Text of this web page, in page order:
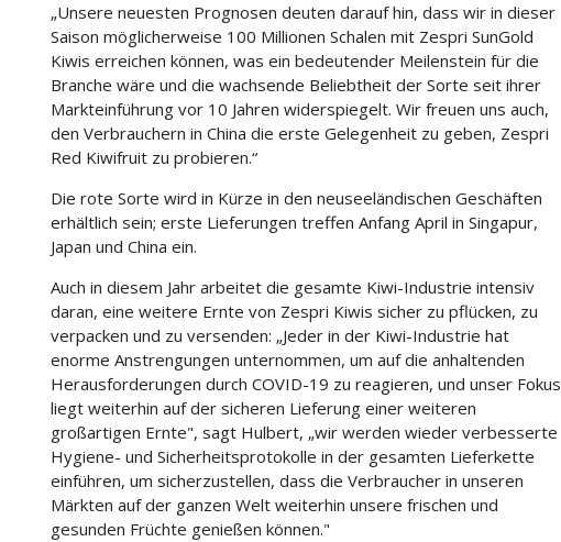
„Unsere neuesten Prognosen deuten darauf hin, dass wir in dieser
Saison möglicherweise 100 Millionen Schalen mit Zespri SunGold
Kiwis erreichen können, was ein bedeutender Meilenstein für die
Branche wäre und die wachsende Beliebtheit der Sorte seit ihrer
Markteinführung vor 10 Jahren widerspiegelt. Wir freuen uns auch,
den Verbrauchern in China die erste Gelegenheit zu geben, Zespri
Red Kiwifruit zu probieren.“
Die rote Sorte wird in Kürze in den neuseeländischen Geschäften
erhältlich sein; erste Lieferungen treffen Anfang April in Singapur,
Japan und China ein.
Auch in diesem Jahr arbeitet die gesamte Kiwi-Industrie intensiv
daran, eine weitere Ernte von Zespri Kiwis sicher zu pflücken, zu
verpacken und zu versenden: „Jeder in der Kiwi-Industrie hat
enorme Anstrengungen unternommen, um auf die anhaltenden
Herausforderungen durch COVID-19 zu reagieren, und unser Fokus
liegt weiterhin auf der sicheren Lieferung einer weiteren
großartigen Ernte", sagt Hulbert, „wir werden wieder verbesserte
Hygiene- und Sicherheitsprotokolle in der gesamten Lieferkette
einführen, um sicherzustellen, dass die Verbraucher in unseren
Märkten auf der ganzen Welt weiterhin unsere frischen und
gesunden Früchte genießen können."